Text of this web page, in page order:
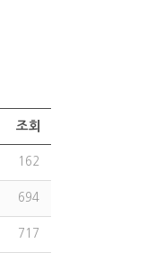
조회
162
694
717